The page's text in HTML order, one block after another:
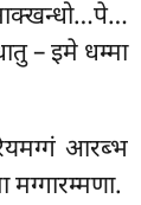
– इमे धम्मा
आरब्भ
मग्गारम्मणा.